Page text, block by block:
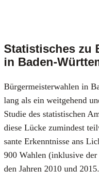
Statistisches zu
in Baden-
Bür­ger­meis­ter­wah­len in
lang als ein weit­ge­hend
Stu­die des sta­tis­ti­schen
die­se Lücke zumin­dest
san­te Erkennt­nis­se ans
900 Wah­len (inklu­si­ve
den Jah­ren 2010 und